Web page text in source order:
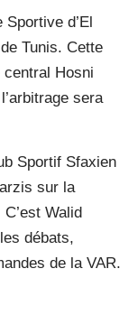
d’El
Tunis. Cette
central Hosni
sera
Sportif Sfaxien
sur la
Walid
débats,
de la VAR.